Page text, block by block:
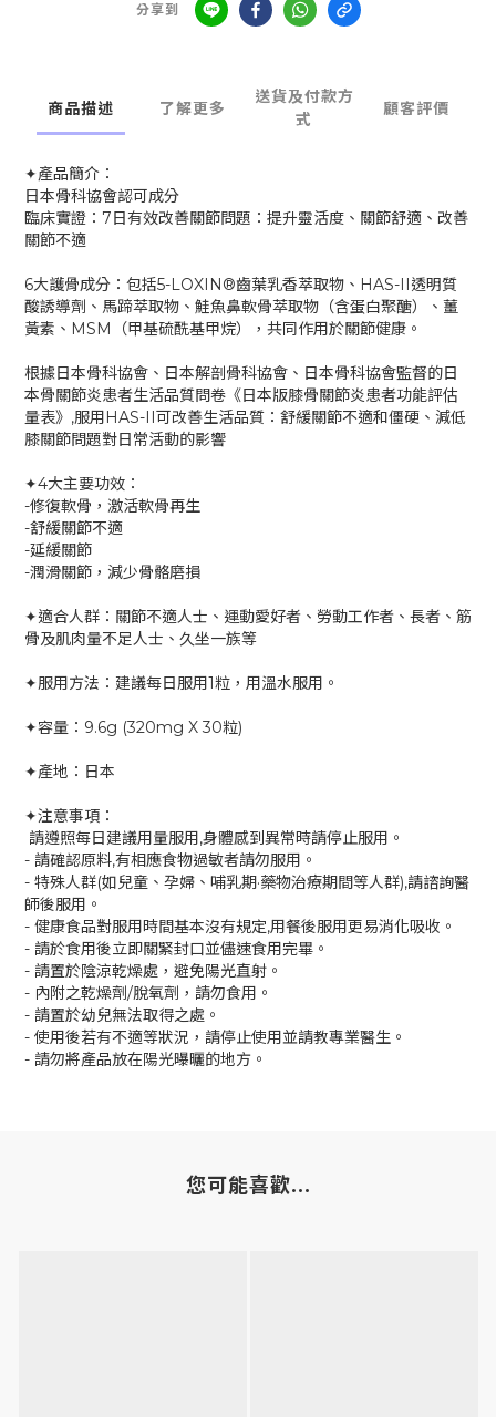
分享到
商品描述 了解更多
送貨及付款方
式
顧客評價
✦產品簡介：
​日本骨科協會認可成分
臨床實證：7日有效改善關節問題：提升靈活度、關節舒適、改善
關節不適
6大護骨成分：包括5-LOXIN®齒葉乳香萃取物、HAS-II透明質
酸誘導劑、馬蹄萃取物、鮭魚鼻軟骨萃取物（含蛋白聚醣）、薑
黃素、MSM（甲基硫酰基甲烷），共同作用於關節健康。
根據日本骨科協會、日本解剖骨科協會、日本骨科協會監督的日
本骨關節炎患者生活品質問卷《日本版膝骨關節炎患者功能評估
量表》,服用HAS-II可改善生活品質：舒緩關節不適和僵硬、減低
膝關節問題對日常活動的影響
✦4大主要功效：
-修復軟骨，激活軟骨再生
-舒緩關節不適
-延緩關節
-潤滑關節，減少骨骼磨損
✦適合人群：關節不適人士、運動愛好者、勞動工作者、長者、筋
骨及肌肉量不足人士、久坐一族等
✦服用方法：建議每日服用1粒，用溫水服用。
✦容量：9.6g (320mg X 30粒)
✦產地：日本
✦注意事項：
請遵照每日建議用量服用,身體感到異常時請停止服用。
- 請確認原料,有相應食物過敏者請勿服用。
- 特殊人群(如兒童、孕婦、哺乳期·藥物治療期間等人群),請諮詢醫
師後服用。
- 健康食品對服用時間基本沒有規定,用餐後服用更易消化吸收。
- 請於食用後立即關緊封口並儘速食用完畢。
- 請置於陰涼乾燥處，避免陽光直射。
- 內附之乾燥劑/脫氧劑，請勿食用。
- 請置於幼兒無法取得之處。
- 使用後若有不適等狀況，請停止使用並請教專業醫生。
- 請勿將產品放在陽光曝曬的地方。
您可能喜歡...